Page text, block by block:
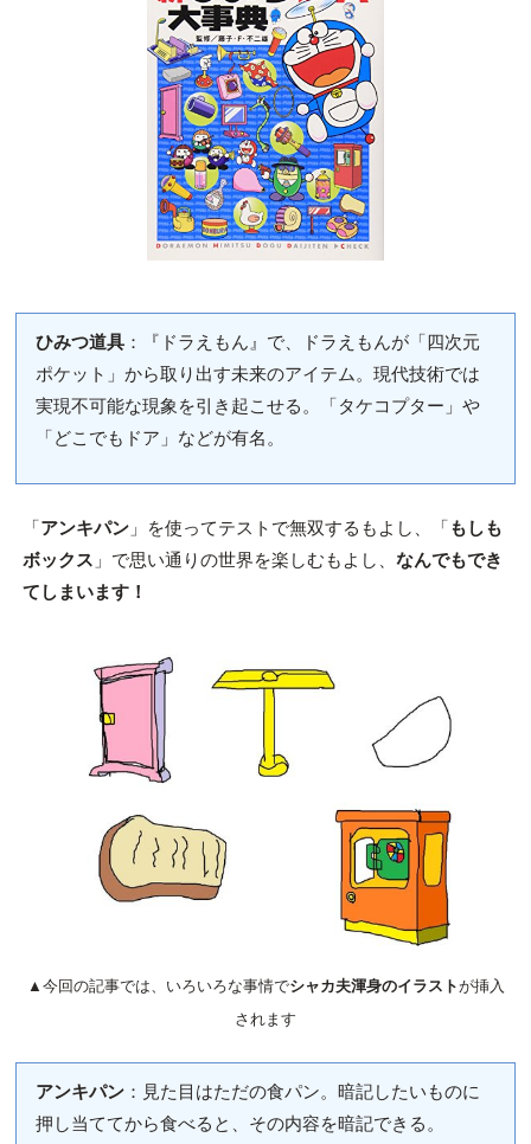
ひみつ道具：『ドラえもん』で、ドラえもんが「四次元
ポケット」から取り出す未来のアイテム。現代技術では
実現不可能な現象を引き起こせる。「タケコプター」や
「どこでもドア」などが有名。
「アンキパン」を使ってテストで無双するもよし、「もしも
ボックス 」で思い通りの世界を楽しむもよし、 なんでもでき
てしまいます！
▲今回の記事では、いろいろな事情でシャカ夫渾身のイラストが挿入
されます
アンキパン：見た目はただの食パン。暗記したいものに
押し当ててから食べると、その内容を暗記できる。